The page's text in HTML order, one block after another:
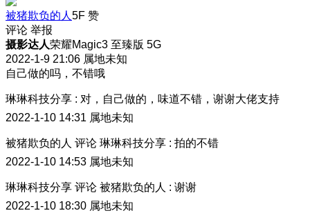
被猪欺负的人 5F 赞
评论 举报
摄影达人荣耀Magic3 至臻版 5G
2022-1-9 21:06 属地未知
自己做的吗，不错哦
琳琳科技分享 : 对，自己做的，味道不错，谢谢大佬支持
2022-1-10 14:31 属地未知
被猪欺负的人 评论 琳琳科技分享 : 拍的不错
2022-1-10 14:53 属地未知
琳琳科技分享 评论 被猪欺负的人 : 谢谢
2022-1-10 18:30 属地未知